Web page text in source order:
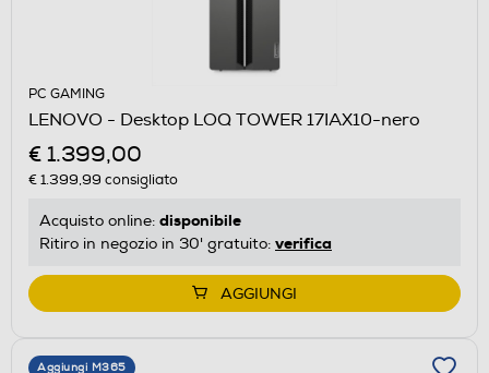
PC GAMING
LENOVO - Desktop LOQ TOWER 17IAX10-nero
€ 1.399,00
€ 1.399,99 consigliato
Acquisto online: disponibile
Ritiro in negozio in 30' gratuito: verifica
AGGIUNGI
Aggiungi M365